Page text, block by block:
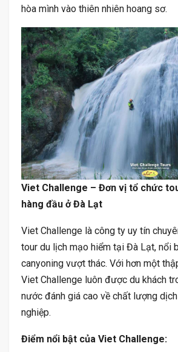
hòa mình vào thiên nhiên hoang sơ.
Viet Challenge – Đơn vị tổ chức
hàng đầu ở Đà Lạt
Viet Challenge là công ty uy tín
tour du lịch mạo hiểm tại Đà Lạt, nổi
canyoning vượt thác. Với hơn một
Viet Challenge luôn được du khách
nước đánh giá cao về chất lượng
nghiệp.
Điểm nổi bật của Viet Challenge: